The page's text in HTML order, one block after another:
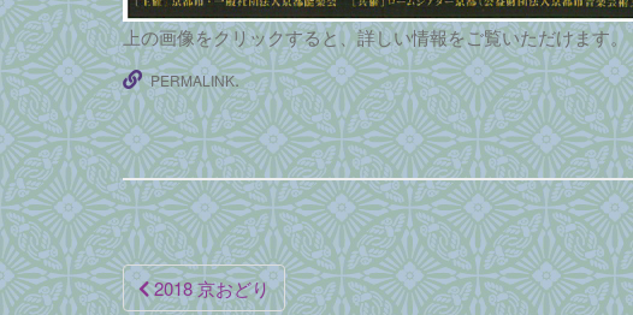
上の画像をクリックすると、詳しい情報をご覧いただけます。
PERMALINK.
投2018 京おどり